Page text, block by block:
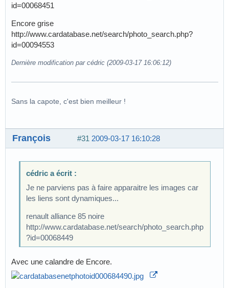
id=00068451
Encore grise
http://www.cardatabase.net/search/photo_search.php?
id=00094553
Dernière modification par cédric (2009-03-17 16:06:12)
Sans la capote, c'est bien meilleur !
#31 2009-03-17 16:10:28
François
cédric a écrit :
Je ne parviens pas à faire apparaitre les images car
les liens sont dynamiques...
renault alliance 85 noire
http://www.cardatabase.net/search/photo_search.php
?id=00068449
Avec une calandre de Encore.